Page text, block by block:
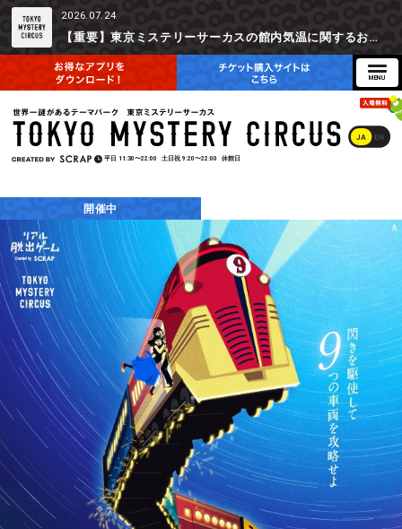
2026.07.24
【重要】東京ミステリーサーカスの館内気温に関するお詫びとご参加辞退時の返金対応について
JA EN
平日 11:30〜22:00 土日祝 9:20〜22:00 休館日
開催中